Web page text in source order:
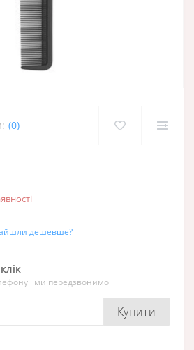
(0)
дешевше?
і ми передзвонимо
Купити